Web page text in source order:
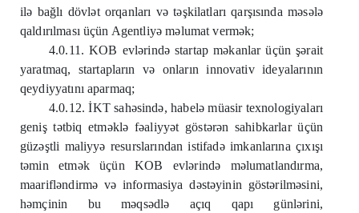
ilə bağlı dövlət orqanları vətəşkilatları qarşısında məsələ
qaldırılması üçün Agentliyə məlumat vermək;
4.0.11. KOB evlərindəstartap məkanlar üçün şərait
yaratmaq, startapların və onların innovativ ideyalarının
qeydiyyatını aparmaq;
4.0.12. İKT sahəsində, habelə müasir texnologiyaları
geniş tətbiq etməklə fəaliyyət göstərən sahibkarlar üçün
güzəştli maliyyə resurslarından istifadəimkanlarına çıxışı
təmin etmək üçün KOB evlərində məlumatlandırma,
maarifləndirmə və informasiya dəstəyinin göstərilməsini,
həmçinin bu məqsədlə açıq qapı günlərini,